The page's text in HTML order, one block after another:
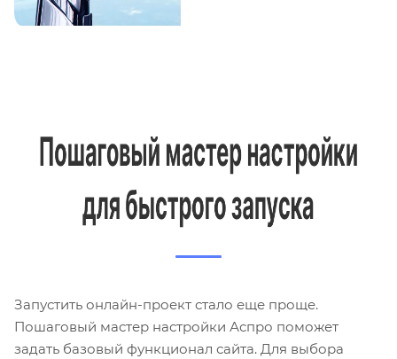
Запустить онлайн-проект стало еще проще.
Пошаговый мастер настройки Аспро поможет
задать базовый функционал сайта. Для выбора